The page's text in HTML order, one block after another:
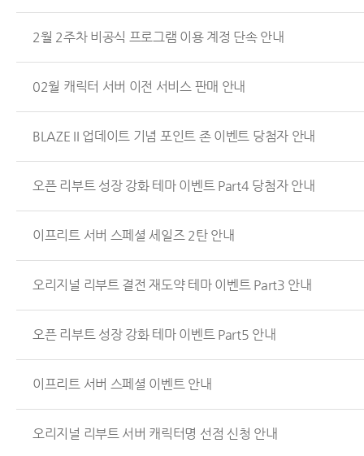
2월 2주차 비공식 프로그램 이용 계정 단속 안내
02월 캐릭터 서버 이전 서비스 판매 안내
BLAZE II 업데이트 기념 포인트 존 이벤트 당첨자 안내
오픈 리부트 성장 강화 테마 이벤트 Part4 당첨자 안내
이프리트 서버 스페셜 세일즈 2탄 안내
오리지널 리부트 결전 재도약 테마 이벤트 Part3 안내
오픈 리부트 성장 강화 테마 이벤트 Part5 안내
이프리트 서버 스페셜 이벤트 안내
오리지널 리부트 서버 캐릭터명 선점 신청 안내